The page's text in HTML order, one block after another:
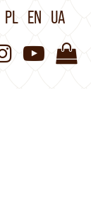
PL EN UA